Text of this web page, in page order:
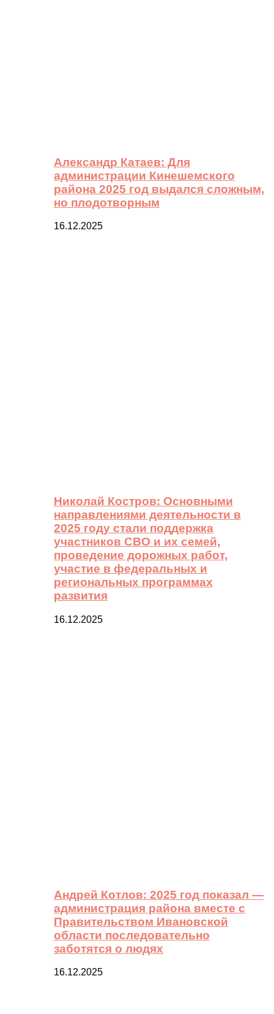
Александр Катаев: Для
администрации Кинешемского
района 2025 год выдался сложным,
но плодотворным
16.12.2025
Николай Костров: Основными
направлениями деятельности в
2025 году стали поддержка
участников СВО и их семей,
проведение дорожных работ,
участие в федеральных и
региональных программах
развития
16.12.2025
Андрей Котлов: 2025 год показал —
администрация района вместе с
Правительством Ивановской
области последовательно
заботятся о людях
16.12.2025